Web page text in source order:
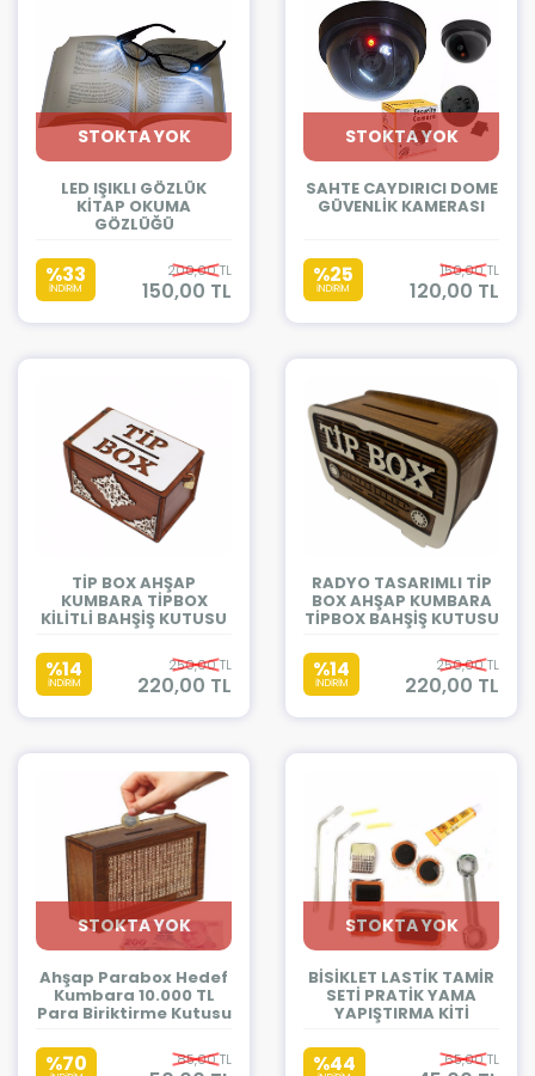
STOKTA YOK
LED IŞIKLI GÖZLÜK
KİTAP OKUMA
GÖZLÜĞÜ
%33
İNDİRİM
200,00 TL
150,00 TL
STOKTA YOK
SAHTE CAYDIRICI DOME
GÜVENLİK KAMERASI
%25
İNDİRİM
150,00 TL
120,00 TL
TİP BOX AHŞAP
KUMBARA TİPBOX
KİLİTLİ BAHŞİŞ KUTUSU
%14
İNDİRİM
250,00 TL
220,00 TL
RADYO TASARIMLI TİP
BOX AHŞAP KUMBARA
TİPBOX BAHŞİŞ KUTUSU
%14
İNDİRİM
250,00 TL
220,00 TL
STOKTA YOK
Ahşap Parabox Hedef
Kumbara 10.000 TL
Para Biriktirme Kutusu
%70 85,00 TL
STOKTA YOK
BİSİKLET LASTİK TAMİR
SETİ PRATİK YAMA
YAPIŞTIRMA KİTİ
%44 65,00 TL